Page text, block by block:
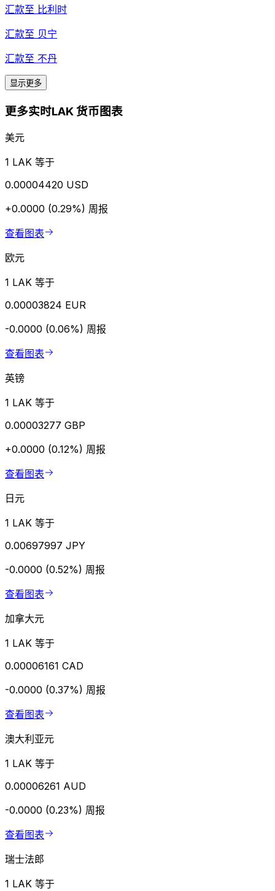
汇款至 比利时
汇款至 贝宁
汇款至 不丹
显示更多
更多实时LAK 货币图表
美元
1 LAK 等于
0.00004420 USD
+0.0000 (0.29%) 周报
查看图表
欧元
1 LAK 等于
0.00003824 EUR
-0.0000 (0.06%) 周报
查看图表
英镑
1 LAK 等于
0.00003277 GBP
+0.0000 (0.12%) 周报
查看图表
日元
1 LAK 等于
0.00697997 JPY
-0.0000 (0.52%) 周报
查看图表
加拿大元
1 LAK 等于
0.00006161 CAD
-0.0000 (0.37%) 周报
查看图表
澳大利亚元
1 LAK 等于
0.00006261 AUD
-0.0000 (0.23%) 周报
查看图表
瑞士法郎
1 LAK 等于